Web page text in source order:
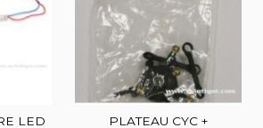
LED
PLATEAU CYC +